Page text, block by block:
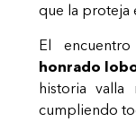
que la proteja
El
honrado
historia valla
cumpliendo